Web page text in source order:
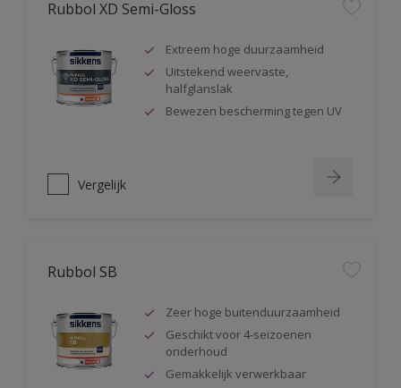
Rubbol XD Semi-Gloss
Extreem hoge duurzaamheid
Uitstekend weervaste,
halfglanslak
Bewezen bescherming tegen UV
Vergelijk
Rubbol SB
Zeer hoge buitenduurzaamheid
Geschikt voor 4-seizoenen
onderhoud
Gemakkelijk verwerkbaar